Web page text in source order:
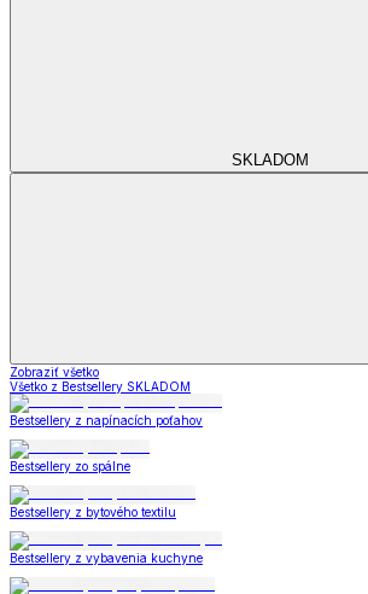
SKLADOM
Zobraziť všetko
Všetko z Bestsellery SKLADOM
Bestsellery z napínacích poťahov
Bestsellery zo spálne
Bestsellery z bytového textilu
Bestsellery z vybavenia kuchyne